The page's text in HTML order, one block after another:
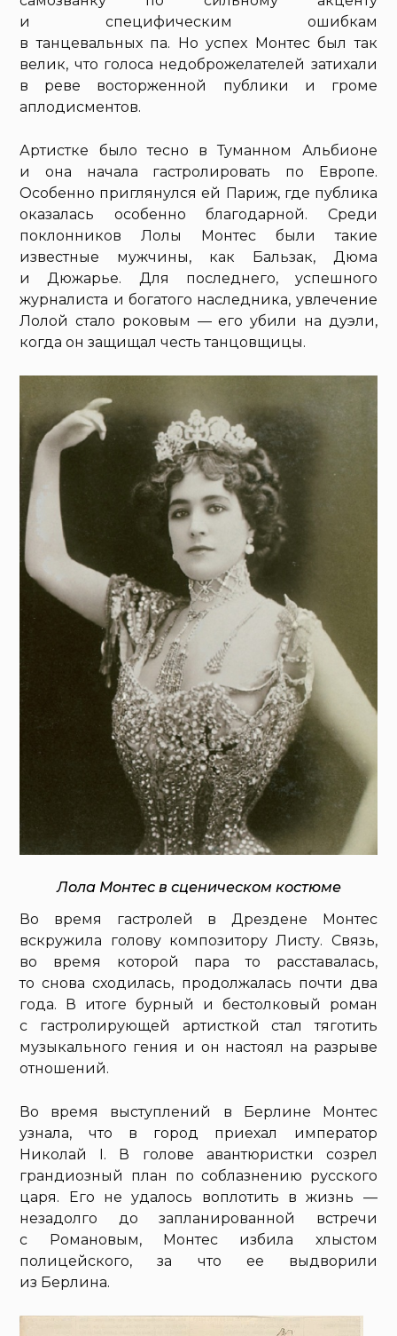
и специфическим ошибкам
в танцевальных па. Но успех Монтес был так
велик, что голоса недоброжелателей затихали
в реве восторженной публики и громе
аплодисментов.
Артистке было тесно в Туманном Альбионе
и она начала гастролировать по Европе.
Особенно приглянулся ей Париж, где публика
оказалась особенно благодарной. Среди
поклонников Лолы Монтес были такие
известные мужчины, как Бальзак, Дюма
и Дюжарье. Для последнего, успешного
журналиста и богатого наследника, увлечение
Лолой стало роковым — его убили на дуэли,
когда он защищал честь танцовщицы.
Лола Монтес в сценическом костюме
Во время гастролей в Дрездене Монтес
вскружила голову композитору Листу. Связь,
во время которой пара то расставалась,
то снова сходилась, продолжалась почти два
года. В итоге бурный и бестолковый роман
с гастролирующей артисткой стал тяготить
музыкального гения и он настоял на разрыве
отношений.
Во время выступлений в Берлине Монтес
узнала, что в город приехал император
Николай I. В голове авантюристки созрел
грандиозный план по соблазнению русского
царя. Его не удалось воплотить в жизнь —
незадолго до запланированной встречи
с Романовым, Монтес избила хлыстом
полицейского, за что ее выдворили
из Берлина.